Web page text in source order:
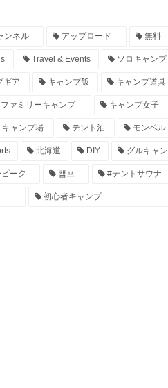
ンネル アップロード 無料
Travel & Events ソロキャンプ
ギア キャンプ飯 キャンプ道具
ァミリーキャンプ キャンプ女子
キャンプ場 テント泊 モンベル
北海道 DIY グルキャン
ーク 캠프 #テントサウナ
初心者キャンプ